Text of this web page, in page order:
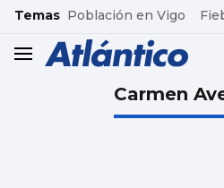
common.go-to-content
Temas Población en Vigo
header.menu.open
Carmen